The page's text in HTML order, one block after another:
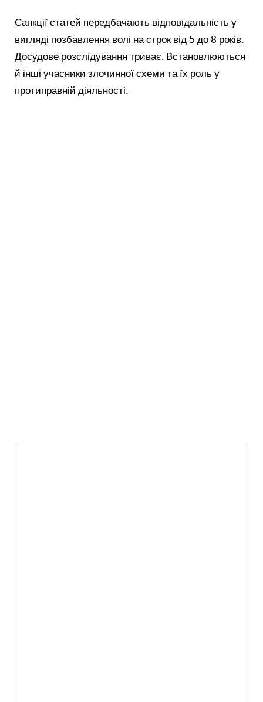
Санкції статей передбачають відповідальність у
вигляді позбавлення волі на строк від 5 до 8 років.
Досудове розслідування триває. Встановлюються
й інші учасники злочинної схеми та їх роль у
протиправній діяльності.